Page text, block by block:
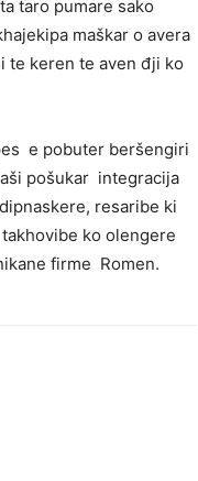
taro pumare sako
maškar o avera
te keren te aven đji ko
e pobuter beršengiri
pošukar integracija
resaribe ki
ko olengere
firme Romen.